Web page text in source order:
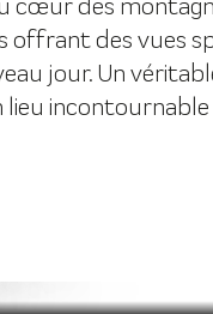
des
des vues
jour. Un